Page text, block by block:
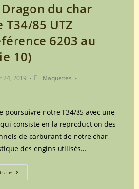
du char
85 UTZ
6203 au
10)
24, 2019
PostMaquettes
poursuivre notre T34/85 avec une
consiste en la reproduction des
de carburant de notre char,
des engins utilisés…
Dragon